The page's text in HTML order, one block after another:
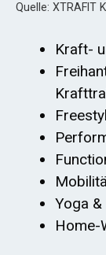
Quelle: XTRAFIT
Kraft-
Yoga
Home-